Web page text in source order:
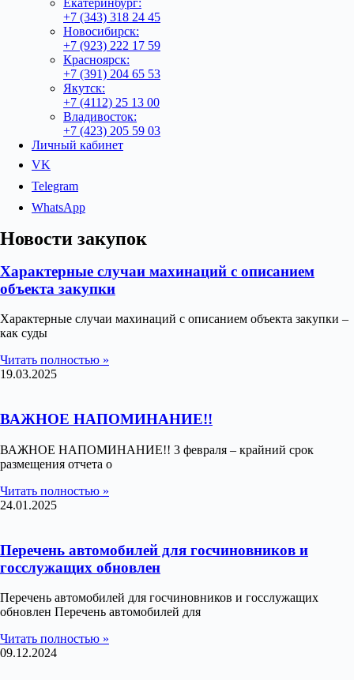
Екатеринбург:
+7 (343) 318 24 45
Новосибирск:
+7 (923) 222 17 59
Красноярск:
+7 (391) 204 65 53
Якутск:
+7 (4112) 25 13 00
Владивосток:
+7 (423) 205 59 03
Личный кабинет
VK
Telegram
WhatsApp
Новости закупок
Характерные случаи махинаций с описанием
объекта закупки
Характерные случаи махинаций с описанием объекта закупки –
как суды
Читать полностью »
19.03.2025
ВАЖНОЕ НАПОМИНАНИЕ!!
ВАЖНОЕ НАПОМИНАНИЕ!! 3 февраля – крайний срок
размещения отчета о
Читать полностью »
24.01.2025
Перечень автомобилей для госчиновников и
госслужащих обновлен
Перечень автомобилей для госчиновников и госслужащих
обновлен Перечень автомобилей для
Читать полностью »
09.12.2024